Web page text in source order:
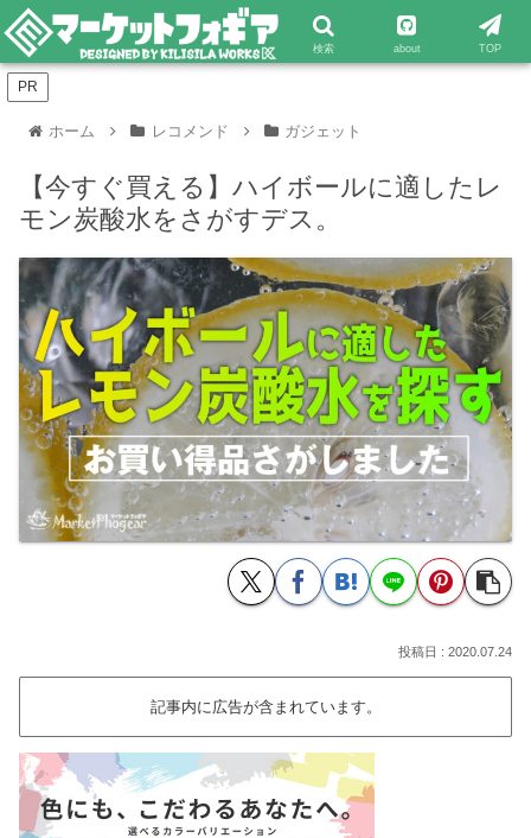
PR
ホーム レコメンド ガジェット
【今すぐ買える】ハイボールに適したレ
モン炭酸水をさがすデス。
2020.07.24
記事内に広告が含まれています。
検索 about TOP